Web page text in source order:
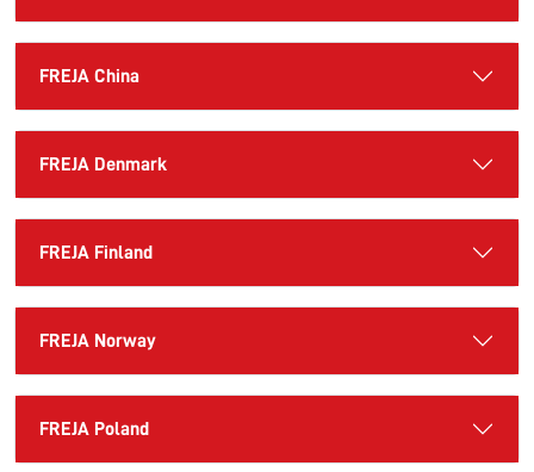
FREJA China
FREJA Denmark
FREJA Finland
FREJA Norway
FREJA Poland